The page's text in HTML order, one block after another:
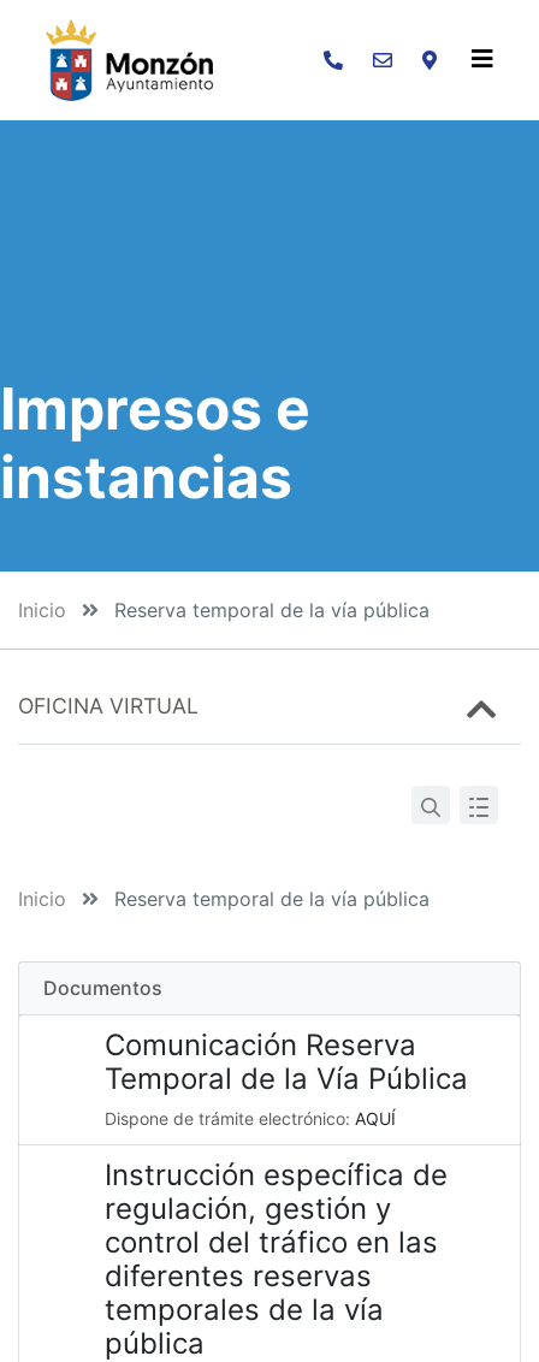
Buscar
Impresos e
instancias
Inicio Reserva temporal de la vía pública
OFICINA VIRTUAL
Inicio Reserva temporal de la vía pública
Documentos
Comunicación Reserva
Temporal de la Vía Pública
Dispone de trámite electrónico: AQUÍ
Instrucción específica de
regulación, gestión y
control del tráfico en las
diferentes reservas
temporales de la vía
pública